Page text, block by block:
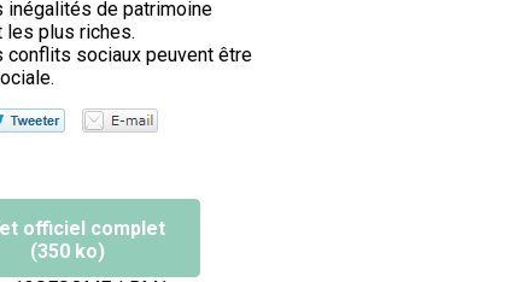
inégalités de patrimoine
les plus riches.
conflits sociaux peuvent être
officiel complet
(350 ko)